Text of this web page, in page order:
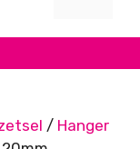
/ Hanger